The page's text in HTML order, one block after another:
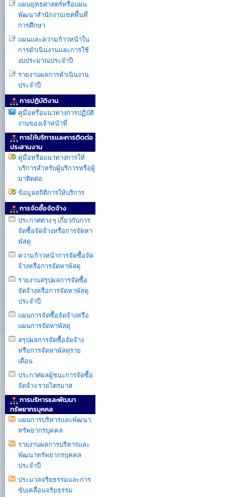
แผนยุทธศาสตร์หรือแผน
พัฒนาสำนักงานเขตพื้นที่
การศึกษา
แผนและความก้าวหน้าใน
การดำเนินงานเเละการใช้
งบประมาณประจำปี
รายงานผลการดำเนินงาน
ประจำปี
การปฏิบัติงาน
คู่มือหรือแนวทางการปฏิบัติ
งานของเจ้าหน้าที่
การให้บริการเเละการติดต่อ
ประสานงาน
คู่มือหรือแนวทางการให้
บริการสำหรับผู้บริการหรือผู้
มาติดต่อ
ข้อมูลสถิติการให้บริการ
การจัดซื้อจัดจ้าง
ประกาศต่าง ๆ เกี่ยวกับการ
จัดซื้อจัดจ้างหรือการจัดหา
พัสดุ
ความก้าวหน้าการจัดซื้อจัด
จ้างหรือการจัดหาพัสดุ
รายงานสรุปผลการจัดซื้อ
จัดจ้างหรือการจัดหาพัสดุ
ประจำปี
แผนการจัดซื้อจัดจ้างหรือ
แผนการจัดหาพัสดุ
สรุปผลการจัดซื้อจัดจ้าง
หรือการจัดหาพัสดุราย
เดือน
ประกาศผลผู้ชนะการจัดซื้อ
จัดจ้าง รายไตรมาส
การบริหารและพัฒนา
ทรัพยากรบุคคล
แผนการบริหารเเละพัฒนา
ทรัพยากรบุคคล
รายงานผลการบริหารและ
พัฒนาทรัพยากรบุคคล
ประจำปี
ประมวลจริยธรรมและการ
ขับเคลื่อนจริยธรรม